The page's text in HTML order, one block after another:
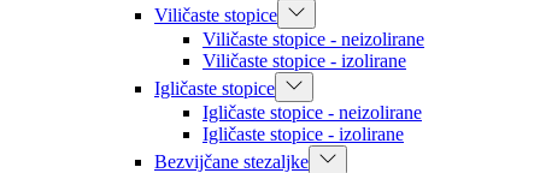
Viličaste stopice
Viličaste stopice - neizolirane
Viličaste stopice - izolirane
Igličaste stopice
Igličaste stopice - neizolirane
Igličaste stopice - izolirane
Bezvijčane stezaljke